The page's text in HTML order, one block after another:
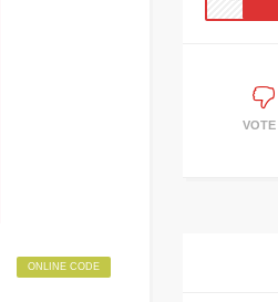
ONLINE CODE